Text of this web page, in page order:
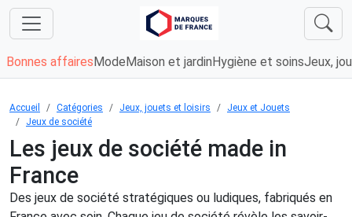
Bonnes affaires Mode Maison et jardin Hygiène et soinsJeux,
Accueil Catégories Jeux, jouets et loisirs
Jeux et Jouets
Jeux de société
Les jeux de société made in
France
Des jeux de société stratégiques ou ludiques, fabriqués en